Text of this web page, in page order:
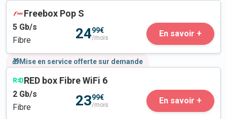
Freebox Pop S
5 Gb/s
Fibre
2499€
/mois En savoir +
🎁Mise en service offerte sur demande
RED box Fibre WiFi 6
2 Gb/s
Fibre
2399€
/mois En savoir +